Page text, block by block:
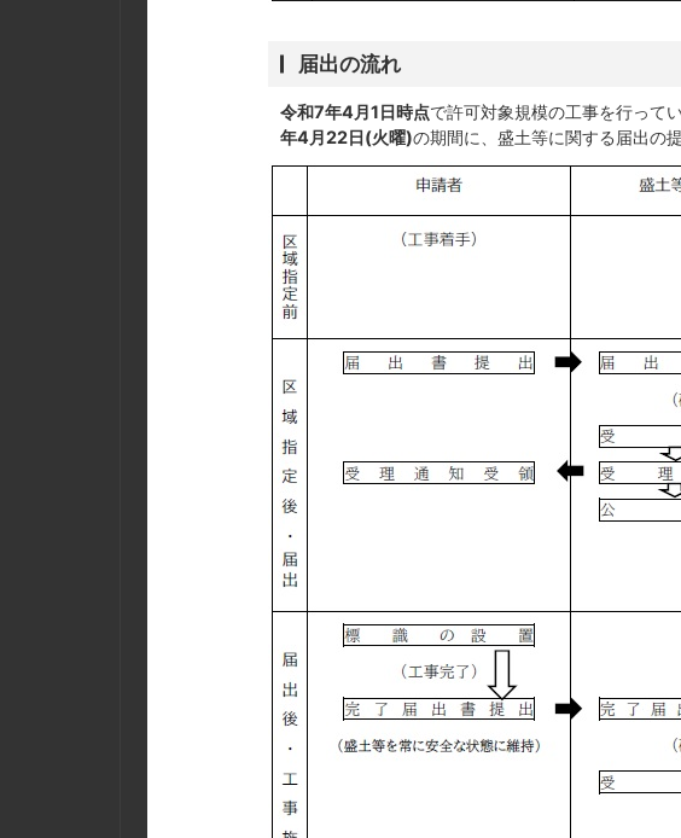
届出の流れ
令和7年4月1日時点で許可対象規模の工事を行って
年4月22日(火曜)の期間に、盛土等に関する届出の